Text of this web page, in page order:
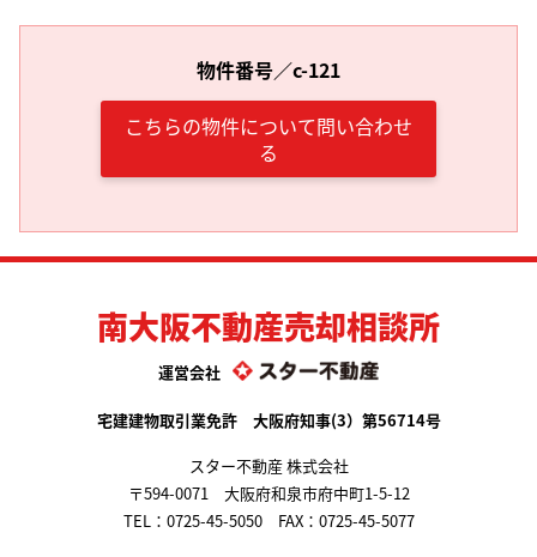
物件番号／c-121
こちらの物件について問い合わせ
る
南大阪不動産売却相談所
運営会社
宅建建物取引業免許 大阪府知事(3）第56714号
スター不動産 株式会社
〒594-0071 大阪府和泉市府中町1-5-12
TEL： 0725-45-5050 FAX：0725-45-5077